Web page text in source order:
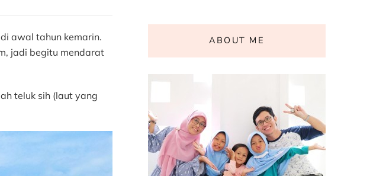
di awal tahun kemarin.
jadi begitu mendarat
teluk sih (laut yang
ABOUT ME